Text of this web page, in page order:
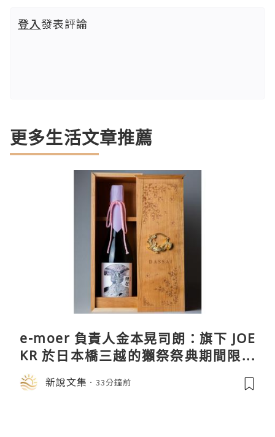
登入發表評論
更多生活文章推薦
e-moer 負責人金本晃司朗：旗下 JOE
KR 於日本橋三越的獺祭祭典期間限定
店中，與日伸貴金属的東京銀器工匠一
同參展新說文集 33分鐘前